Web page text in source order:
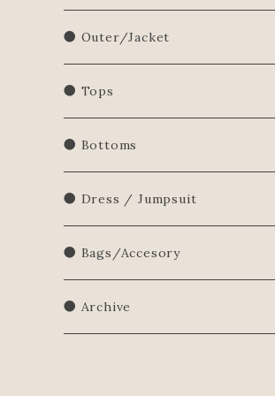
● Outer/Jacket
● Tops
Shirts/Blouse
Sweatershirt
Sweater
● Bottoms
● Dress / Jumpsuit
● Bags/Accesory
● Archive